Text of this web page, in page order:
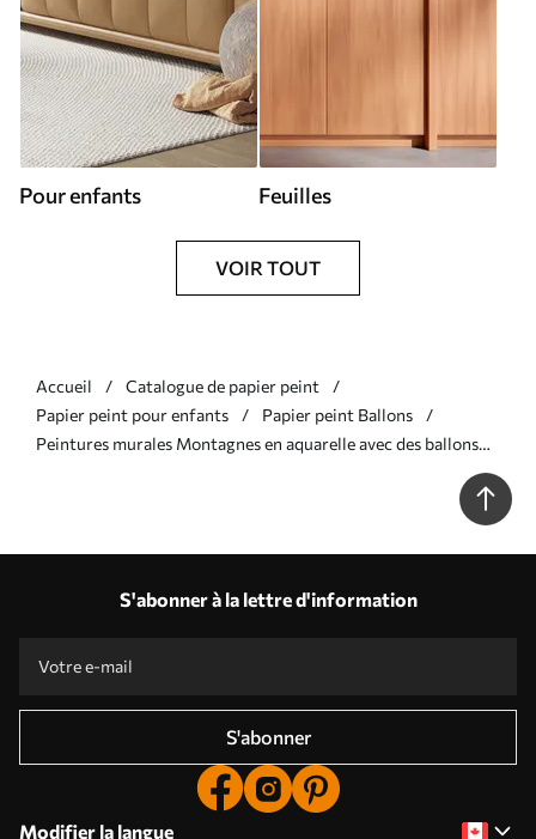
Pour enfants Feuilles
VOIR TOUT
Accueil
Catalogue de papier peint
Papier peint pour enfants
Papier peint Ballons
Peintures murales Montagnes en aquarelle avec des ballons
S'abonner à la lettre d'information
S'abonner
Modifier la langue